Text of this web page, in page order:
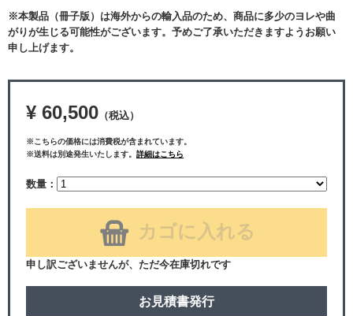
※本製品（冊子版）は海外からの輸入品のため、商品に多少のヨレや曲
がりが生じる可能性がございます。予めご了承いただきますようお願い
申し上げます。
¥ 60,500 （税込）
※こちらの価格には消費税が含まれています。
※送料は別途発生いたします。 詳細はこちら
数量：
カゴに入れる
申し訳ございませんが、ただ今在庫切れです
お見積書発行